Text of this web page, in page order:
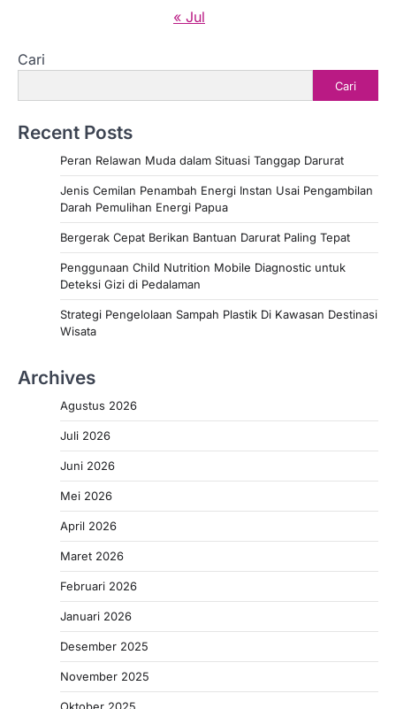
« Jul
Cari
Cari
Recent Posts
Peran Relawan Muda dalam Situasi Tanggap Darurat
Jenis Cemilan Penambah Energi Instan Usai Pengambilan
Darah Pemulihan Energi Papua
Bergerak Cepat Berikan Bantuan Darurat Paling Tepat
Penggunaan Child Nutrition Mobile Diagnostic untuk
Deteksi Gizi di Pedalaman
Strategi Pengelolaan Sampah Plastik Di Kawasan Destinasi
Wisata
Archives
Agustus 2026
Juli 2026
Juni 2026
Mei 2026
April 2026
Maret 2026
Februari 2026
Januari 2026
Desember 2025
November 2025